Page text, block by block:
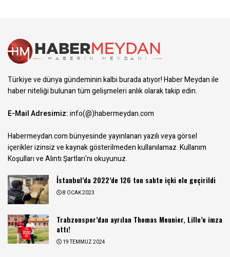
Türkiye ve dünya gündeminin kalbi burada atıyor! Haber Meydan ile
haber niteliği bulunan tüm gelişmeleri anlık olarak takip edin.
E-Mail Adresimiz:info(@)habermeydan.com
Habermeydan.com bünyesinde yayınlanan yazılı veya görsel
içerikler izinsiz ve kaynak gösterilmeden kullanılamaz.Kullanım
Koşulları ve Alıntı Şartları'nı okuyunuz.
İstanbul’da 2022’de 126 ton sahte içki ele geçirildi
8 OCAK 2023
Trabzonspor’dan ayrılan Thomas Meunier, Lille’e imza
attı!
19 TEMMUZ 2024